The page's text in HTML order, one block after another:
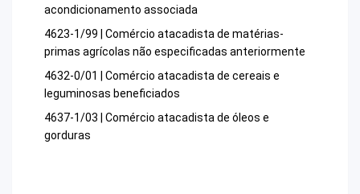
acondicionamento associada
4623-1/99 | Comércio atacadista de matérias-
primas agrícolas não especificadas anteriormente
4632-0/01 | Comércio atacadista de cereais e
leguminosas beneficiados
4637-1/03 | Comércio atacadista de óleos e
gorduras